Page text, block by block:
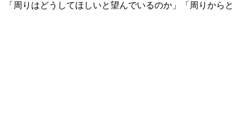
「周りはどうしてほしいと望んでいるのか」「周りか